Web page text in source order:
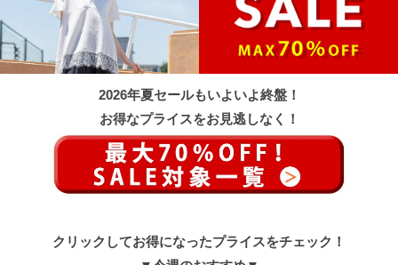
2026年夏セールもいよいよ終盤！
お得なプライスをお見逃しなく！
クリックしてお得になったプライスをチェック！